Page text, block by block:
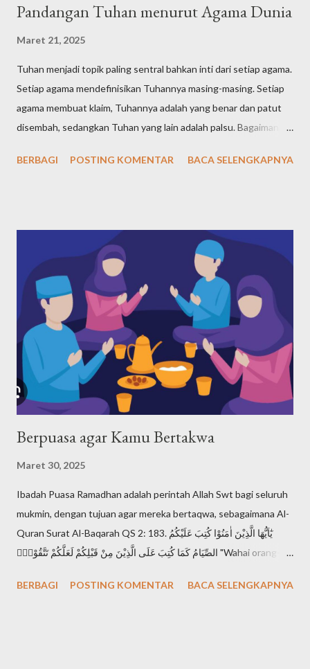
Pandangan Tuhan menurut Agama Dunia
Maret 21, 2025
Tuhan menjadi topik paling sentral bahkan inti dari setiap agama.
Setiap agama mendefinisikan Tuhannya masing-masing. Setiap
agama membuat klaim, Tuhannya adalah yang benar dan patut
disembah, sedangkan Tuhan yang lain adalah palsu. Bagaimana
Yahudi (Yudaisme) Meski ajaran Yahudi telah diajarkan sejak Nabi
1527-1407 SM. Maka, dari agama-agama samawi, Yahudi adalah
agama pertama menurut urutan waktunya. Bagaimana Nabi
Musa mendefiniskan dan mengajarkan ketuhanan kepada
kaumnya? Nabi Musa dengan tegas menyatakan bahwa Tuhan
adalah Yang Maha Esa. Pernyataan yang paling terkenal tentang
keesaan Tuhan dalam ajaran Musa ada dalam Ulangan 6:4, yang
disebut Shema Israel: "Dengarlah, hai Israel: Tuhan itu Allah
kita, Tuhan itu esa!". Shema Israel a...
BERBAGI POSTING KOMENTAR BACA SELENGKAPNYA
Berpuasa agar Kamu Bertakwa
Maret 30, 2025
Ibadah Puasa Ramadhan adalah perintah Allah Swt bagi seluruh
mukmin, dengan tujuan agar mereka bertaqwa, sebagaimana Al-
Quran Surat Al-Baqarah QS 2: 183. يٰٓاَيُّهَا الَّذِيْنَ اٰمَنُوْا كُتِبَ عَلَيْكُمُ
الصِّيَامُ كَمَا كُتِبَ عَلَى الَّذِيْنَ مِنْ قَبْلِكُمْ لَعَلَّكُمْ تَتَّقُوْنَۙ "Wahai orang-
sebagaimana diwajibkan atas orang-orang sebelum kamu agar
BERBAGI POSTING KOMENTAR BACA SELENGKAPNYA